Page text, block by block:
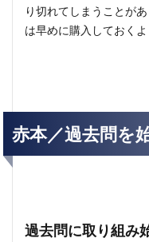
り切れてしまうことが
は早めに購入しておくよ
赤本／過去問を
過去問に取り組み